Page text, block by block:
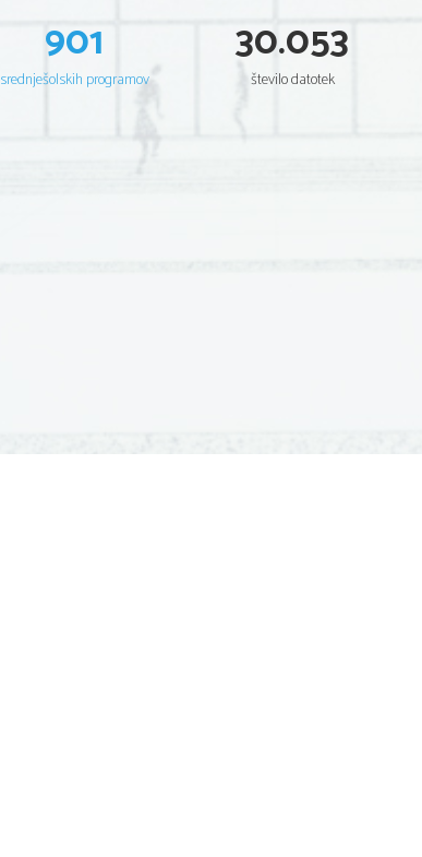
901
srednješolskih programov
30.053
število datotek